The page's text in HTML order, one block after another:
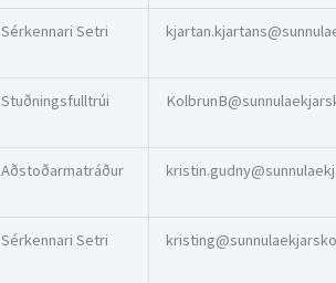
Sérkennari Setri
Stuðningsfulltrúi
Aðstoðarmatráður
Sérkennari Setri